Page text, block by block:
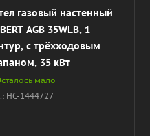
газовый настенный
AGB 35WLB, 1
с трёхходовым
35 кВт
мало
НС-1444727